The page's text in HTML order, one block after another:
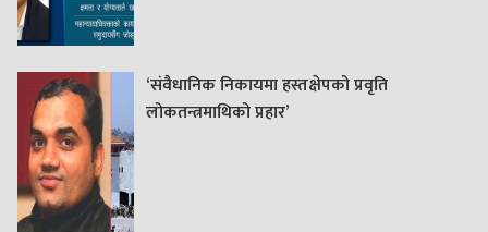
‘संवैधानिक निकायमा हस्तक्षेपको प्रवृति
लोकतन्त्रमाथिको प्रहार’